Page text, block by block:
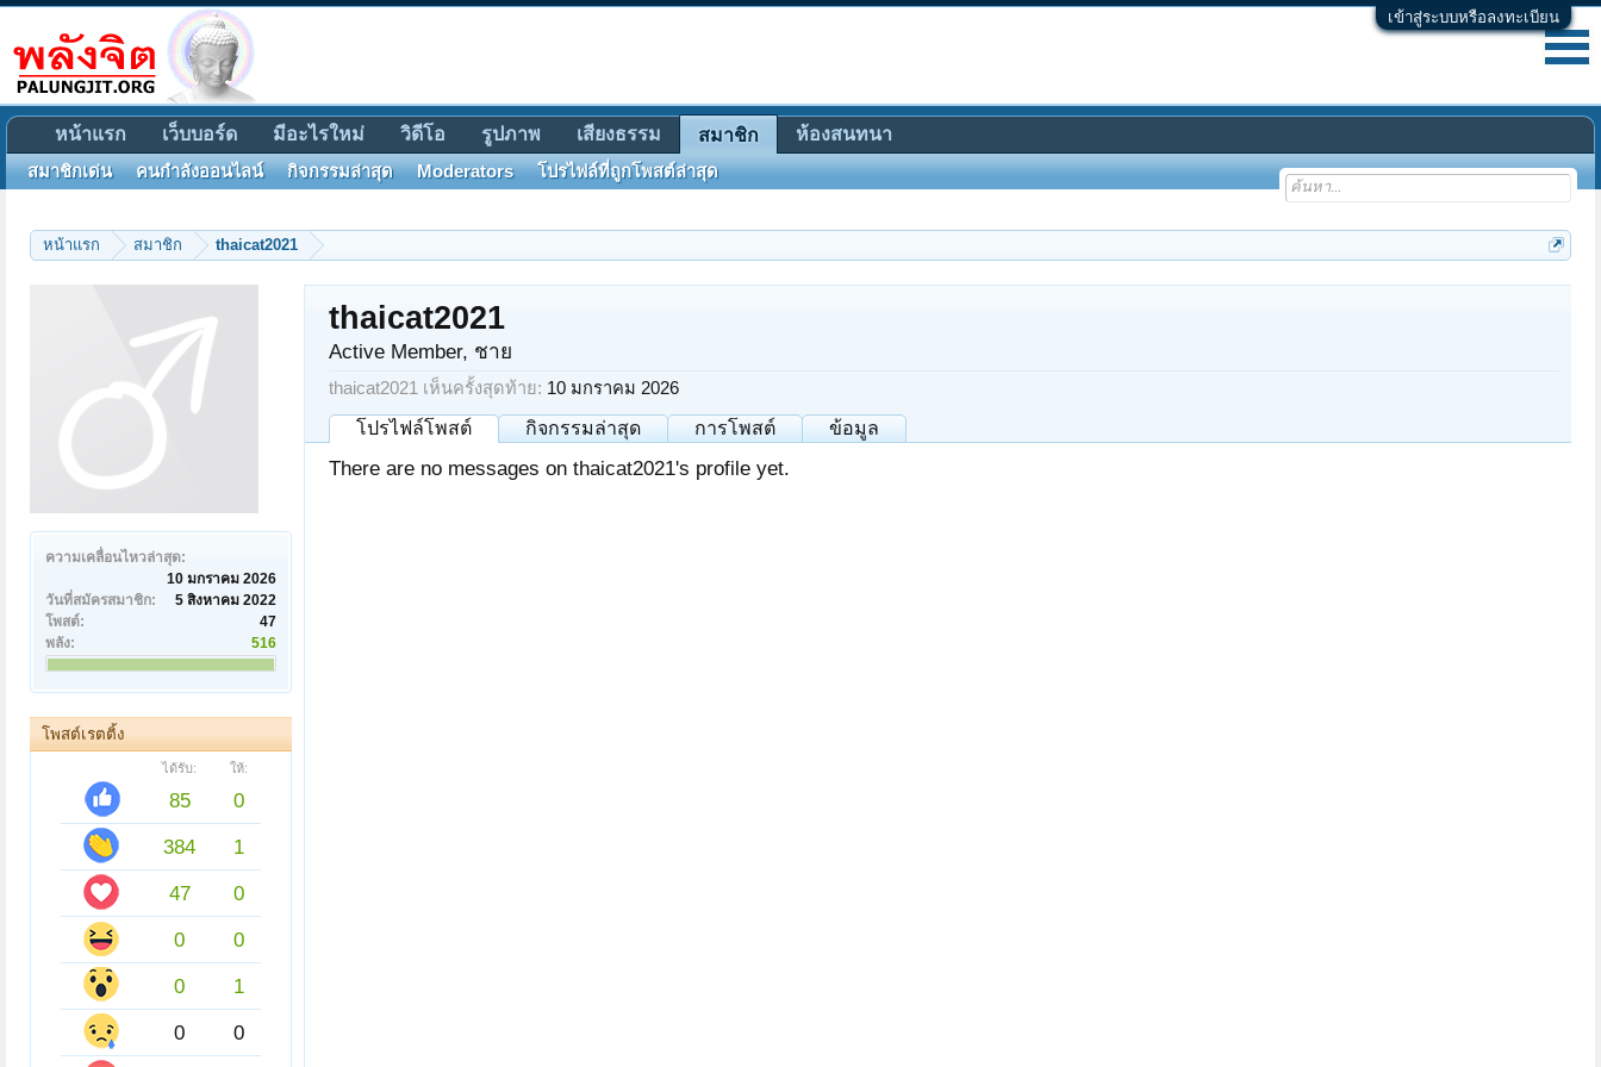
เข้าสู่ระบบหรือลงทะเบียน
หน้าแรก สมาชิก thaicat2021
ความเคลื่อนไหวล่าสุด:
10 มกราคม 2026
วันที่สมัครสมาชิก:
5 สิงหาคม 2022
โพสต์:
47
พลัง:
516
โพสต์เรตติ้ง
ได้รับ: ให้:
85
0
384
1
47
0
0
0
0
1
0
0
thaicat2021
Active Member, ชาย
thaicat2021 เห็นครั้งสุดท้าย: 10 มกราคม 2026
โปรไฟล์โพสต์ กิจกรรมล่าสุด การโพสต์ ข้อมูล
There are no messages on thaicat2021's profile yet.
หน้าแรก เว็บบอร์ด มีอะไรใหม่ วิดีโอ รูปภาพ เสียงธรรม สมาชิก
สมาชิกเด่น คนกำลังออนไลน์ กิจกรรมล่าสุด Moderators โปรไฟล์ที่ถูกโพสต์ล่าสุด
ห้องสนทนา